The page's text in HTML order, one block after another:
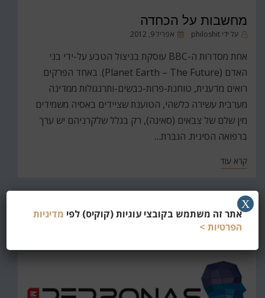
מחשבות על הכחדה
על ידי philoshit
פורסםאפריל 9, 2012
אחת מסדרות ה-BBC עוסקת בניצול הטבע על-ידי בני
האדם (Planet Earth – The Future). באחד הפרקים
רואים מדענית, טוחנת-פרות-כבשים-ותרנגולות ממדינה
מערבית עשירה כלשהי, הטוענת שציידים באסיה משמידים
מין שלם של צבאים (סאיגה), רק בגלל שלקרניהם יש ערך
ברפואה הסינית. הגברת…
קרא עוד
חפש
את
אתר זה משתמש בקובצי עוגיות (קוקיס) לפי מדיניות
הפרטיות >
X